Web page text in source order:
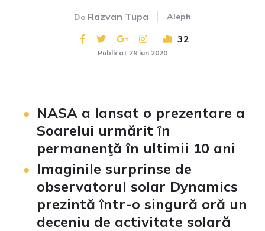
De Razvan Tupa Aleph
32
Publicat 29 iun 2020
NASA a lansat o prezentare a
Soarelui urmărit în
permanenţă în ultimii 10 ani
Imaginile surprinse de
observatorul solar Dynamics
prezintă într-o singură oră un
deceniu de activitate solară